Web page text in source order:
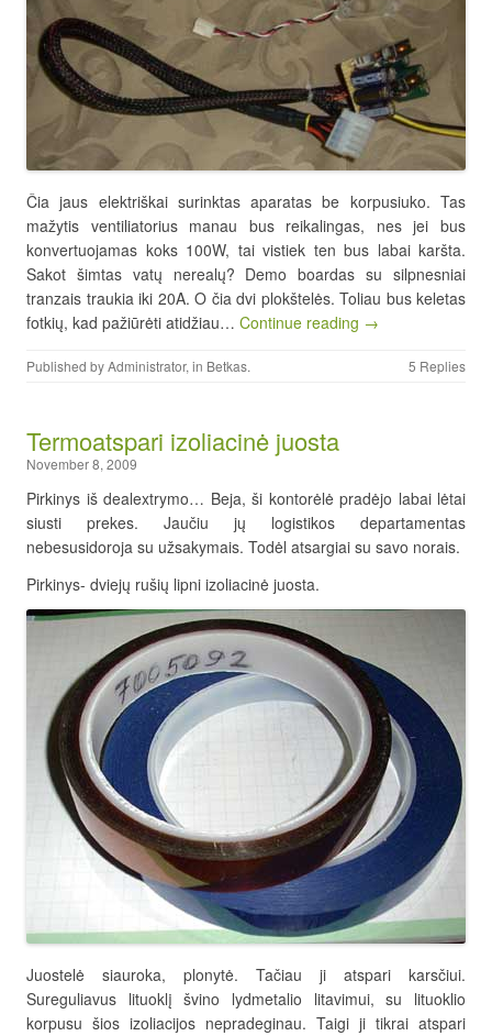
Čia jaus elektriškai surinktas aparatas be korpusiuko. Tas
mažytis ventiliatorius manau bus reikalingas, nes jei bus
konvertuojamas koks 100W, tai vistiek ten bus labai karšta.
Sakot šimtas vatų nerealų? Demo boardas su silpnesniai
tranzais traukia iki 20A. O čia dvi plokštelės. Toliau bus keletas
fotkių, kad pažiūrėti atidžiau… Continue reading →
Published byAdministrator, in Betkas. 5 Replies
Termoatspari izoliacinė juosta
November 8, 2009
Pirkinys iš dealextrymo… Beja, ši kontorėlė pradėjo labai lėtai
siusti prekes. Jaučiu jų logistikos departamentas
nebesusidoroja su užsakymais. Todėl atsargiai su savo norais.
Pirkinys- dviejų rušių lipni izoliacinė juosta.
Juostelė siauroka, plonytė. Tačiau ji atspari karsčiui.
Sureguliavus lituoklį švino lydmetalio litavimui, su lituoklio
korpusu šios izoliacijos nepradeginau. Taigi ji tikrai atspari